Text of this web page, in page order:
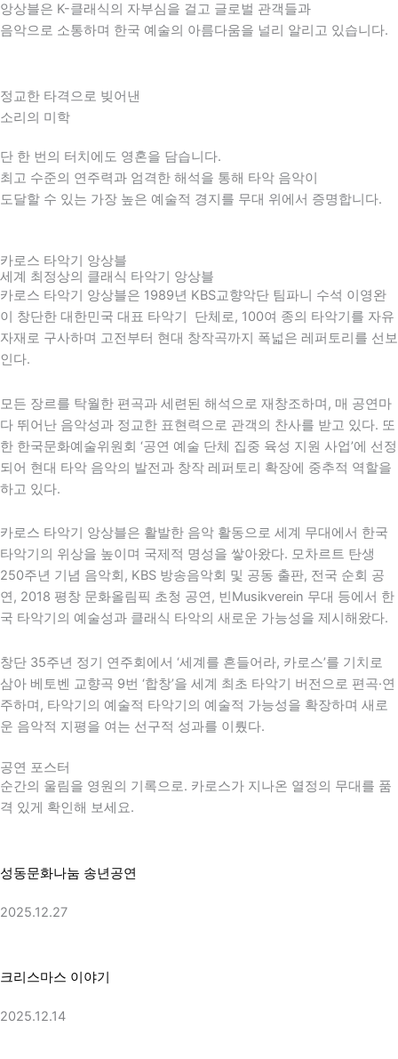
앙상블은 K-클래식의 자부심을 걸고 글로벌 관객들과
음악으로 소통하며 한국 예술의 아름다움을 널리 알리고 있습니다.
정교한 타격으로 빚어낸
소리의 미학
단 한 번의 터치에도 영혼을 담습니다.
최고 수준의 연주력과 엄격한 해석을 통해 타악 음악이
도달할 수 있는 가장 높은 예술적 경지를 무대 위에서 증명합니다.
카로스 타악기 앙상블
세계 최정상의 클래식 타악기 앙상블
카로스 타악기 앙상블은 1989년 KBS교향악단 팀파니 수석 이영완
이 창단한 대한민국 대표 타악기 단체로, 100여 종의 타악기를 자유
자재로 구사하며 고전부터 현대 창작곡까지 폭넓은 레퍼토리를 선보
인다.
모든 장르를 탁월한 편곡과 세련된 해석으로 재창조하며, 매 공연마
다 뛰어난 음악성과 정교한 표현력으로 관객의 찬사를 받고 있다. 또
한 한국문화예술위원회 ‘공연 예술 단체 집중 육성 지원 사업’에 선정
되어 현대 타악 음악의 발전과 창작 레퍼토리 확장에 중추적 역할을
하고 있다.
카로스 타악기 앙상블은 활발한 음악 활동으로 세계 무대에서 한국
타악기의 위상을 높이며 국제적 명성을 쌓아왔다. 모차르트 탄생
250주년 기념 음악회, KBS 방송음악회 및 공동 출판, 전국 순회 공
연, 2018 평창 문화올림픽 초청 공연, 빈Musikverein 무대 등에서 한
국 타악기의 예술성과 클래식 타악의 새로운 가능성을 제시해왔다.
창단 35주년 정기 연주회에서 ‘세계를 흔들어라, 카로스’를 기치로
삼아 베토벤 교향곡 9번 ‘합창’을 세계 최초 타악기 버전으로 편곡·연
주하며, 타악기의 예술적 타악기의 예술적 가능성을 확장하며 새로
운 음악적 지평을 여는 선구적 성과를 이뤘다.
공연 포스터
순간의 울림을 영원의 기록으로. 카로스가 지나온 열정의 무대를 품
격 있게 확인해 보세요.
성동문화나눔 송년공연
2025.12.27
크리스마스 이야기
2025.12.14